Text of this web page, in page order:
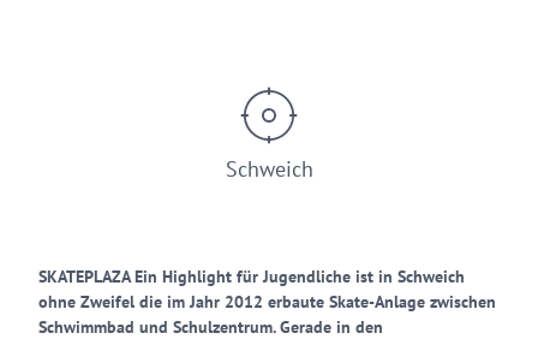
Schweich
SKATEPLAZA Ein Highlight für Jugendliche ist in Schweich
ohne Zweifel die im Jahr 2012 erbaute Skate-Anlage zwischen
Schwimmbad und Schulzentrum. Gerade in den